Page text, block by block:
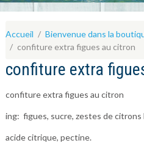
Accueil Bienvenue dans la
confiture extra figues au citron
confiture extra
confiture extra figues au citron
ing: figues, sucre, zestes de citrons
acide citrique, pectine.